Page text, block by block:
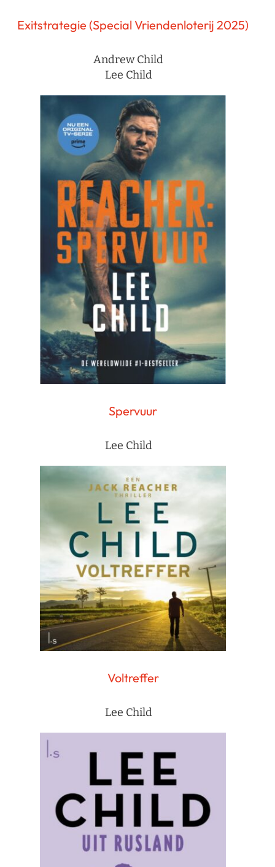
Exitstrategie (Special Vriendenloterij 2025)
Andrew Child
Lee Child
Spervuur
Lee Child
Voltreffer
Lee Child